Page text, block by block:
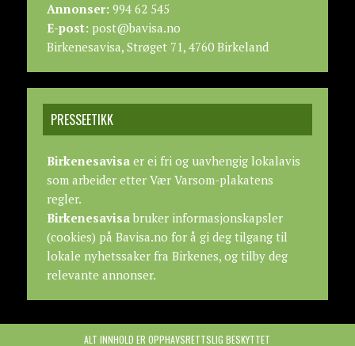
Annonser:994 62 545
E-post:post@bavisa.no
Birkenesavisa, Strøget 71, 4760 Birkeland
PRESSEETIKK
Birkenesavisaer ei fri og uavhengig lokalavis
som arbeider etter Vær Varsom-plakatens
regler.
Birkenesavisabruker informasjonskapsler
(cookies) på Bavisa.no for å gi deg tilgang til
lokale nyhetssaker fra Birkenes, og tilby deg
relevante annonser.
ALT INNHOLD ER OPPHAVSRETTSLIG BESKYTTET